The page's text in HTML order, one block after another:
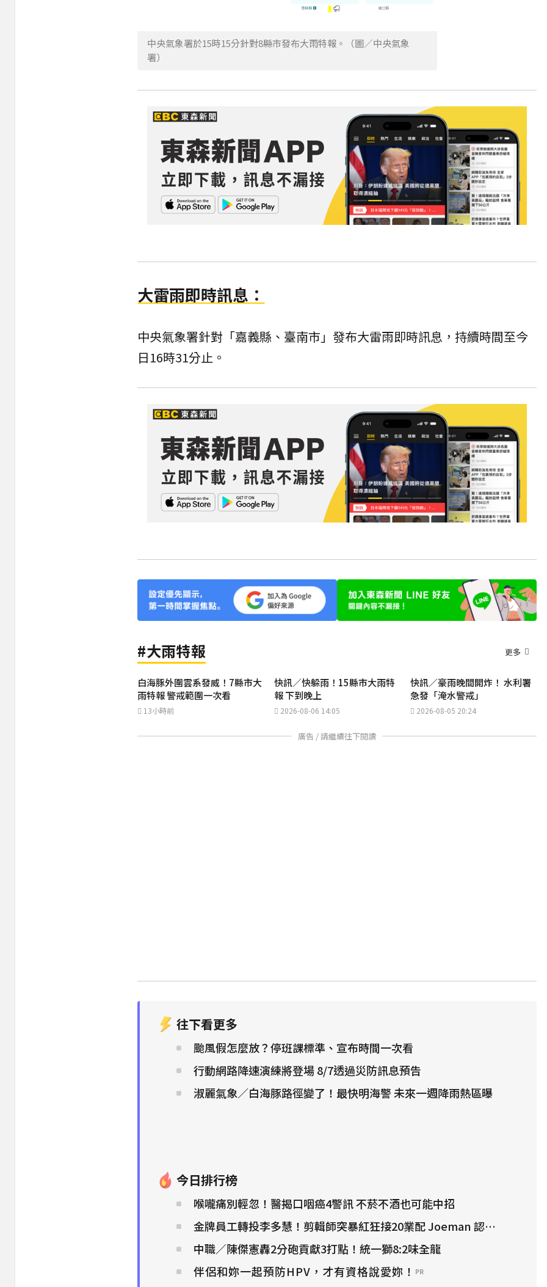
中央氣象署於15時15分針對8縣市發布大雨特報。（圖／中央氣象
署）
大雷雨即時訊息：
中央氣象署針對「嘉義縣、臺南市」發布大雷雨即時訊息，持續時間至今
日16時31分止。
#大雨特報 更多
白海豚外圍雲系發威！7縣市大
雨特報 警戒範圍一次看
13小時前
快訊／快躲雨！15縣市大雨特
報 下到晚上
2026-08-06 14:05
快訊／豪雨晚間開炸！ 水利署
急發「淹水警戒」
2026-08-05 20:24
廣告 / 請繼續往下閱讀
往下看更多
颱風假怎麼放？停班課標準、宣布時間一次看
行動網路降速演練將登場 8/7透過災防訊息預告
淑麗氣象／白海豚路徑變了！最快明海警 未來一週降雨熱區曝
今日排行榜
喉嚨痛別輕忽！醫揭口咽癌4警訊 不菸不酒也可能中招
金牌員工轉投李多慧！剪輯師突暴紅狂接20業配 Joeman 認：我也會想離職
中職／陳傑憲轟2分砲貢獻3打點！統一獅8:2味全龍
伴侶和妳一起預防HPV，才有資格說愛妳！ PR